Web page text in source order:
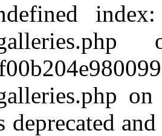
deprecated